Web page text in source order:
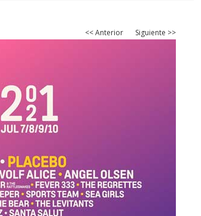
<< Anterior Siguiente >>